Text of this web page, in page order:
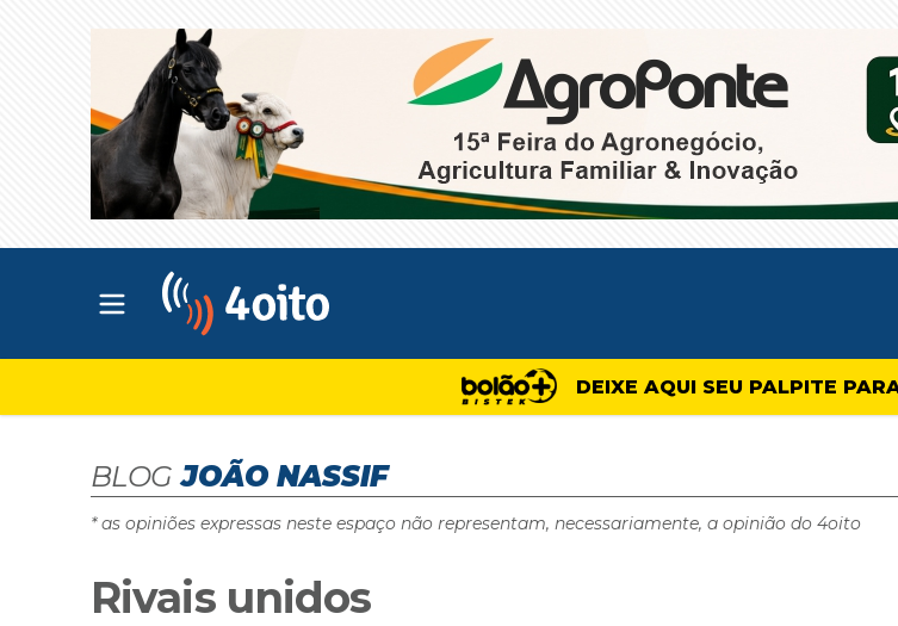
Abrir menu principal
DEIXE AQUI SEU PALPITE
BLOG JOÃO NASSIF
* as opiniões expressas neste espaço não representam, necessariamente, a opinião do 4oito
Rivais unidos